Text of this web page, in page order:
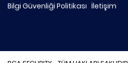
Bilgi Güvenliği Politikası İletişim